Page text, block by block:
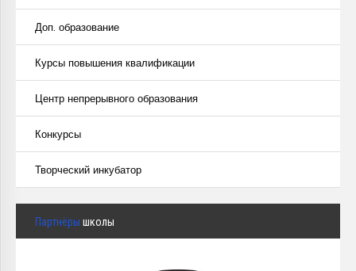
Доп. образование
Курсы повышения квалификации
Центр непрерывного образования
Конкурсы
Творческий инкубатор
Партнёры школы